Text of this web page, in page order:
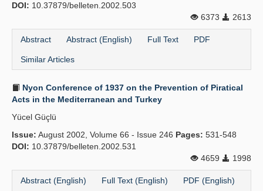
DOI: 10.37879/belleten.2002.503
6373
2613
Abstract Abstract (English) Full Text PDF
Similar Articles
Nyon Conference of 1937 on the Prevention of Piratical
Acts in the Mediterranean and Turkey
Yücel Güçlü
Issue: August 2002, Volume 66 - Issue 246 Pages: 531-548
DOI: 10.37879/belleten.2002.531
4659
1998
Abstract (English) Full Text (English) PDF (English)